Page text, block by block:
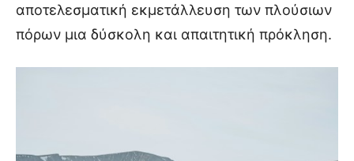
αποτελεσματική εκμετάλλευση των πλούσιων
πόρων μια δύσκολη και απαιτητική πρόκληση.